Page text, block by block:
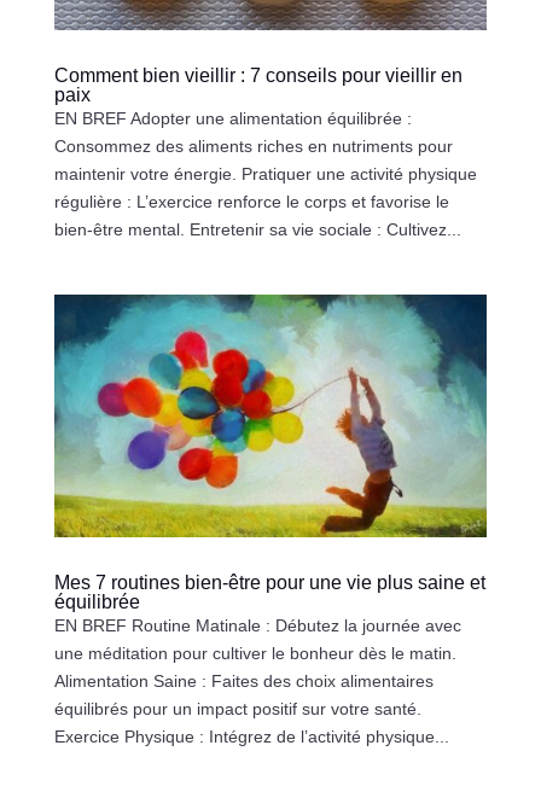
Comment bien vieillir : 7 conseils pour vieillir en
paix
EN BREF Adopter une alimentation équilibrée :
Consommez des aliments riches en nutriments pour
maintenir votre énergie. Pratiquer une activité physique
régulière : L’exercice renforce le corps et favorise le
bien-être mental. Entretenir sa vie sociale : Cultivez...
Mes 7 routines bien-être pour une vie plus saine et
équilibrée
EN BREF Routine Matinale : Débutez la journée avec
une méditation pour cultiver le bonheur dès le matin.
Alimentation Saine : Faites des choix alimentaires
équilibrés pour un impact positif sur votre santé.
Exercice Physique : Intégrez de l’activité physique...